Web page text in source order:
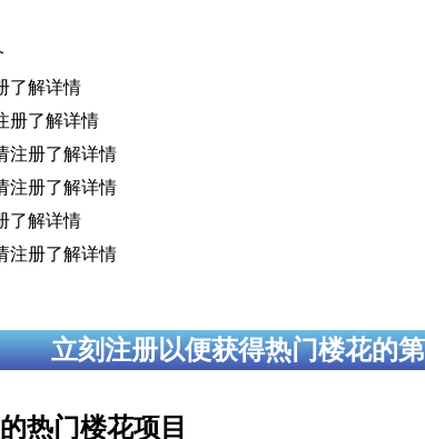
了解详情
册了解详情
注册了解详情
注册了解详情
了解详情
注册了解详情
立刻注册以便获得热门楼花的
热门楼花项目